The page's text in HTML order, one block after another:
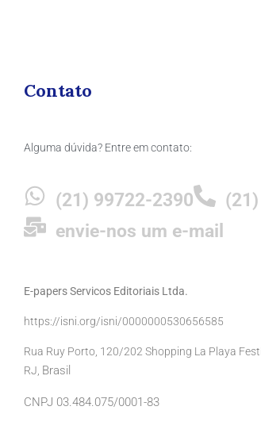
Contato
Alguma dúvida? Entre em contato:
(21) 99722-2390
envie-nos um e-mail
E-papers Servicos Editoriais Ltda.
https://isni.org/isni/0000000530656585
Rua Ruy Porto, 120/202 Shopping La Playa
RJ, Brasil
CNPJ 03.484.075/0001-83